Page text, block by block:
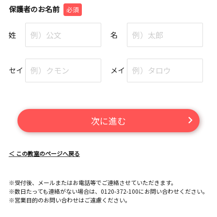
保護者のお名前 必須
姓 名
セイ メイ
次に進む
＜ この教室のページへ戻る
※受付後、メールまたはお電話等でご連絡させていただきます。
※数日たっても連絡がない場合は、0120-372-100にお問い合わせください。
※営業目的のお問い合わせはご遠慮ください。